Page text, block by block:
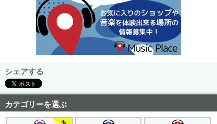
シェアする
カテゴリーを選ぶ